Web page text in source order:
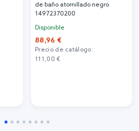
de baño atornillado negro
14972370200
Disponible
88,96 €
Precio de catálogo:
111,00 €